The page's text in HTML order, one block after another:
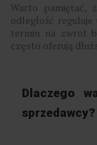
Warto pamiętać,
odległość
termin na zwrot
często oferują
Dlaczego
sprzedawcy?